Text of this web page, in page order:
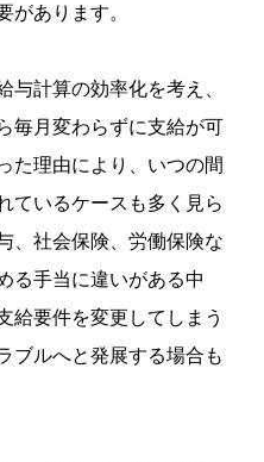
があります。
計算の効率化を考え、
毎月変わらずに支給が可
た理由により、いつの間
ているケースも多く見ら
、社会保険、労働保険な
る手当に違いがある中
給要件を変更してしまう
ブルへと発展する場合も